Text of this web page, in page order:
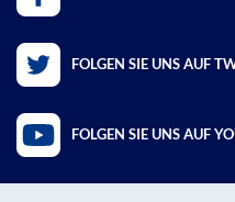
FOLGEN SIE UNS AUF
FOLGEN SIE UNS AUF